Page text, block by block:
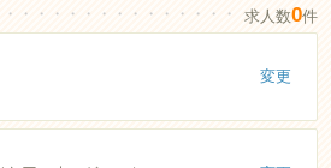
・・・・・・・・・・・・・・・・・・・・
求人数0件
変更